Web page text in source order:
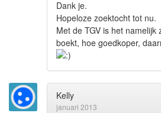
Dank je.
Hopeloze zoektocht tot nu.
Met de TGV is het namelijk
boekt, hoe goedkoper,
Kelly
januari 2013